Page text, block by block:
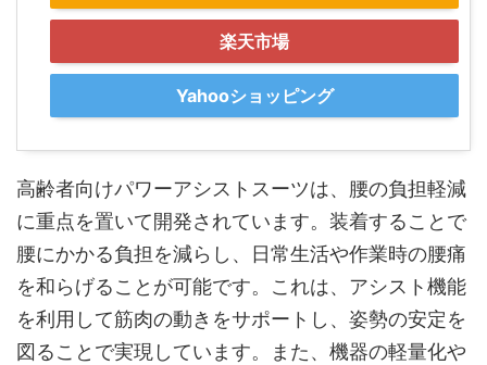
楽天市場
Yahooショッピング
高齢者向けパワーアシストスーツは、腰の負担軽減
に重点を置いて開発されています。装着することで
腰にかかる負担を減らし、日常生活や作業時の腰痛
を和らげることが可能です。これは、アシスト機能
を利用して筋肉の動きをサポートし、姿勢の安定を
図ることで実現しています。また、機器の軽量化や